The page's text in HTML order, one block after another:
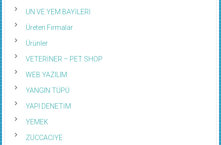
UN VE YEM BAYİLERİ
Üreten Firmalar
Ürünler
VETERİNER – PET SHOP
WEB YAZILIM
YANGIN TÜPÜ
YAPI DENETİM
YEMEK
ZÜCCACİYE